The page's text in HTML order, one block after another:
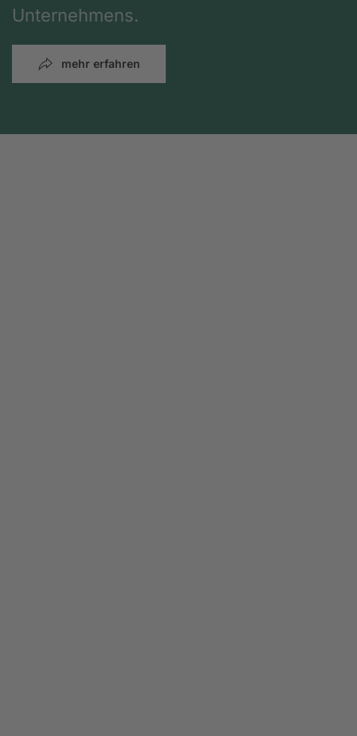
Unternehmens.
mehr erfahren